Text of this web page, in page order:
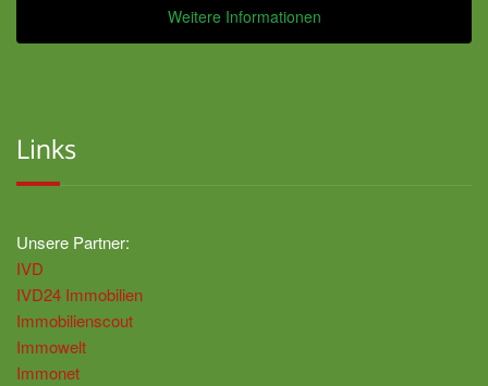
Weitere Informationen
Links
Unsere Partner:
IVD
IVD24 Immobilien
Immobilienscout
Immowelt
Immonet